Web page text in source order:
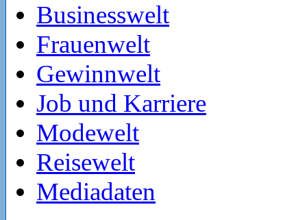
Businesswelt
Frauenwelt
Gewinnwelt
Job und Karriere
Modewelt
Reisewelt
Mediadaten